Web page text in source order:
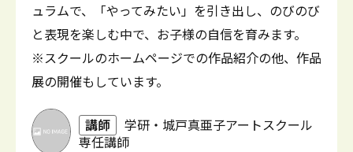
ュラムで、「やってみたい」を引き出し、のびのび
と表現を楽しむ中で、お子様の自信を育みます。
※スクールのホームページでの作品紹介の他、作品
展の開催もしています。
講師
学研・城戸真亜子アートスクール
専任講師